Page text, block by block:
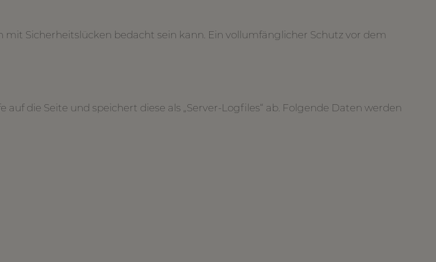
Sicherheitslücken bedacht sein kann. Ein vollumfänglicher Schutz vor dem
die Seite und speichert diese als „Server-Logfiles“ ab. Folgende Daten werden